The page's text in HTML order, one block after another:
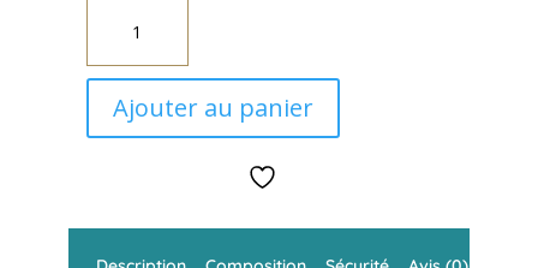
quantité
de
Recharge
Ajouter au panier